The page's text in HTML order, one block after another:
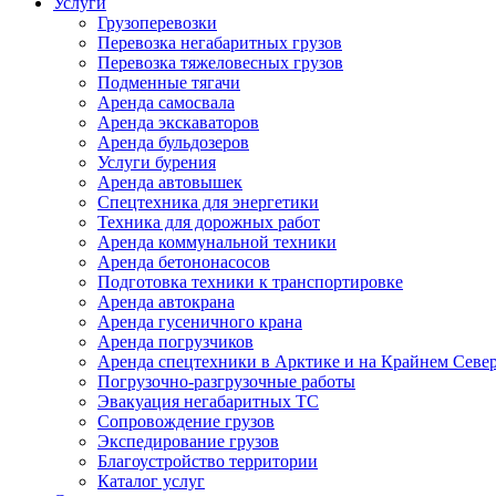
Грузоперевозки
Перевозка негабаритных грузов
Перевозка тяжеловесных грузов
Подменные тягачи
Аренда самосвала
Аренда экскаваторов
Аренда бульдозеров
Услуги бурения
Аренда автовышек
Спецтехника для энергетики
Техника для дорожных работ
Аренда коммунальной техники
Аренда бетононасосов
Подготовка техники к транспортировке
Аренда автокрана
Аренда гусеничного крана
Аренда погрузчиков
Аренда спецтехники в Арктике и на Крайнем
Погрузочно-разгрузочные работы
Эвакуация негабаритных ТС
Сопровождение грузов
Экспедирование грузов
Благоустройство территории
Каталог услуг